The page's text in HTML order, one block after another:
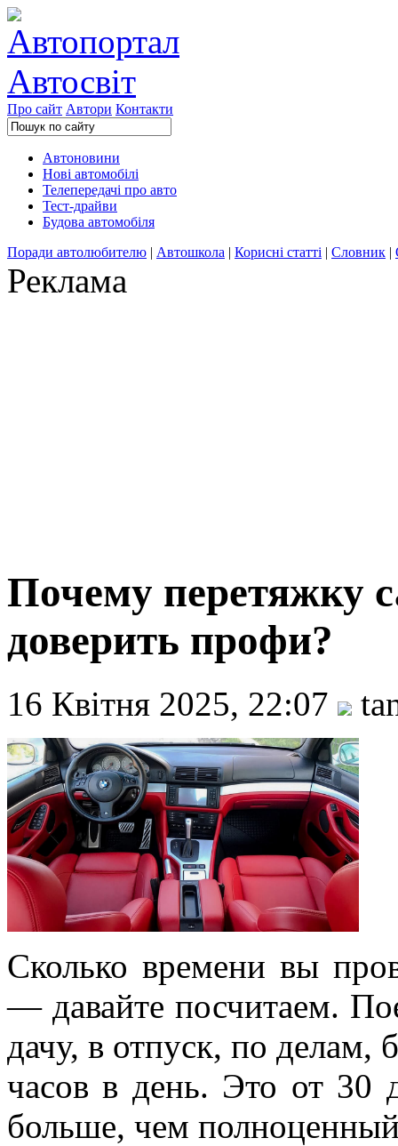
Про сайт Автори Контакти
Автоновини
Нові автомобілі
Телепередачі про авто
Тест-драйви
Будова автомобіля
Поради автолюбителю | Автошкола | Корисні статті | Словник |
Реклама
Почему перетяжку
доверить профи?
16 Квітня 2025, 22:07
Сколько времени вы
— давайте посчитаем.
дачу, в отпуск, по
часов в день. Это от
больше, чем